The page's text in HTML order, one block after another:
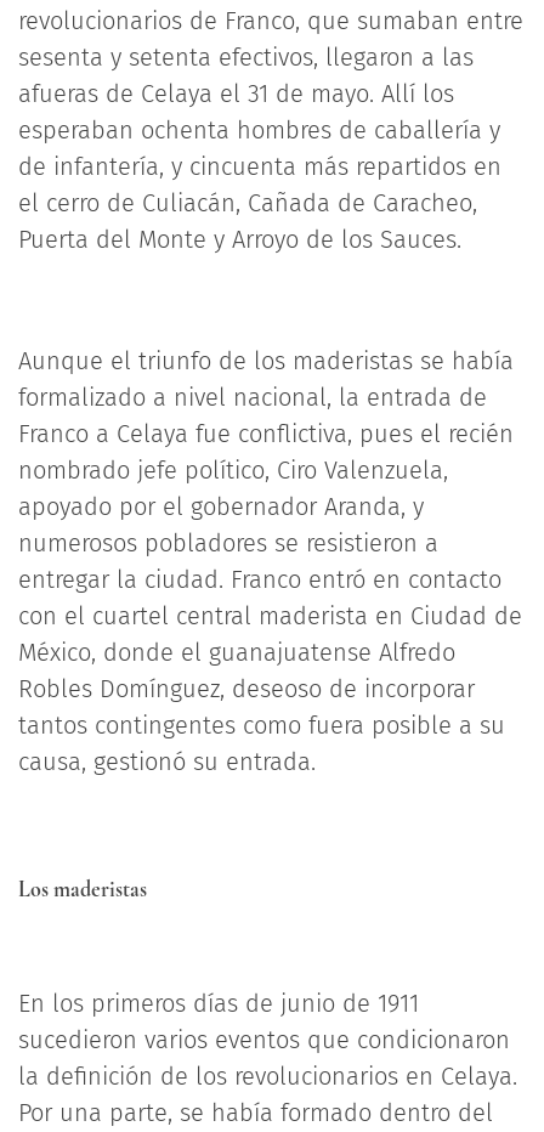
revolucionarios de Franco, que sumaban entre
sesenta y setenta efectivos, llegaron a las
afueras de Celaya el 31 de mayo. Allí los
esperaban ochenta hombres de caballería y
de infantería, y cincuenta más repartidos en
el cerro de Culiacán, Cañada de Caracheo,
Puerta del Monte y Arroyo de los Sauces.
Aunque el triunfo de los maderistas se había
formalizado a nivel nacional, la entrada de
Franco a Celaya fue conflictiva, pues el recién
nombrado jefe político, Ciro Valenzuela,
apoyado por el gobernador Aranda, y
numerosos pobladores se resistieron a
entregar la ciudad. Franco entró en contacto
con el cuartel central maderista en Ciudad de
México, donde el guanajuatense Alfredo
Robles Domínguez, deseoso de incorporar
tantos contingentes como fuera posible a su
causa, gestionó su entrada.
Los maderistas
En los primeros días de junio de 1911
sucedieron varios eventos que condicionaron
la definición de los revolucionarios en Celaya.
Por una parte, se había formado dentro del